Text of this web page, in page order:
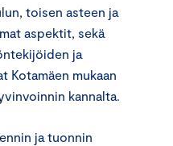
toisen asteen ja
aspektit, sekä
ja
Kotamäen mukaan
kannalta.
ja tuonnin